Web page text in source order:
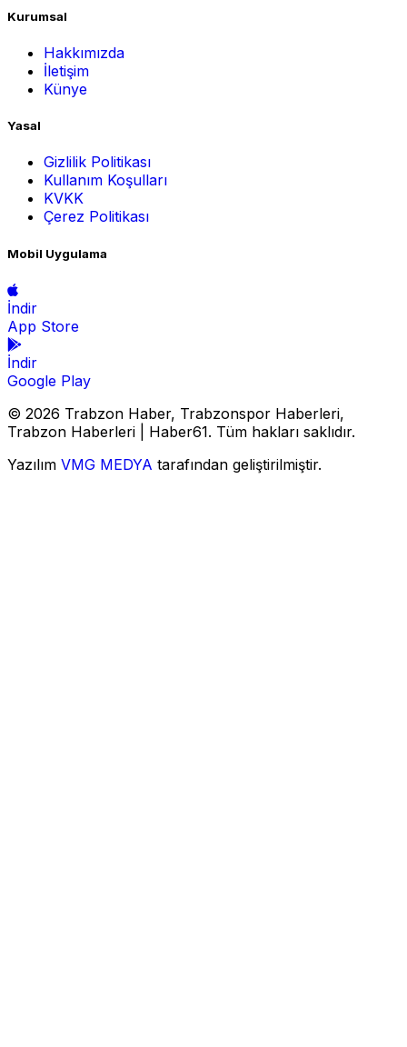
Kurumsal
Hakkımızda
İletişim
Künye
Yasal
Gizlilik Politikası
Kullanım Koşulları
KVKK
Çerez Politikası
Mobil Uygulama
İndir
App Store
İndir
Google Play
© 2026 Trabzon Haber, Trabzonspor Haberleri,
Trabzon Haberleri | Haber61. Tüm hakları saklıdır.
Yazılım VMG MEDYA tarafından geliştirilmiştir.